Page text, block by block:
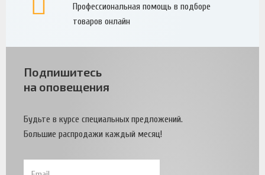
Профессиональная помощь в подборе
товаров онлайн
Подпишитесь
на оповещения
Будьте в курсе специальных предложений.
Большие распродажи каждый месяц!